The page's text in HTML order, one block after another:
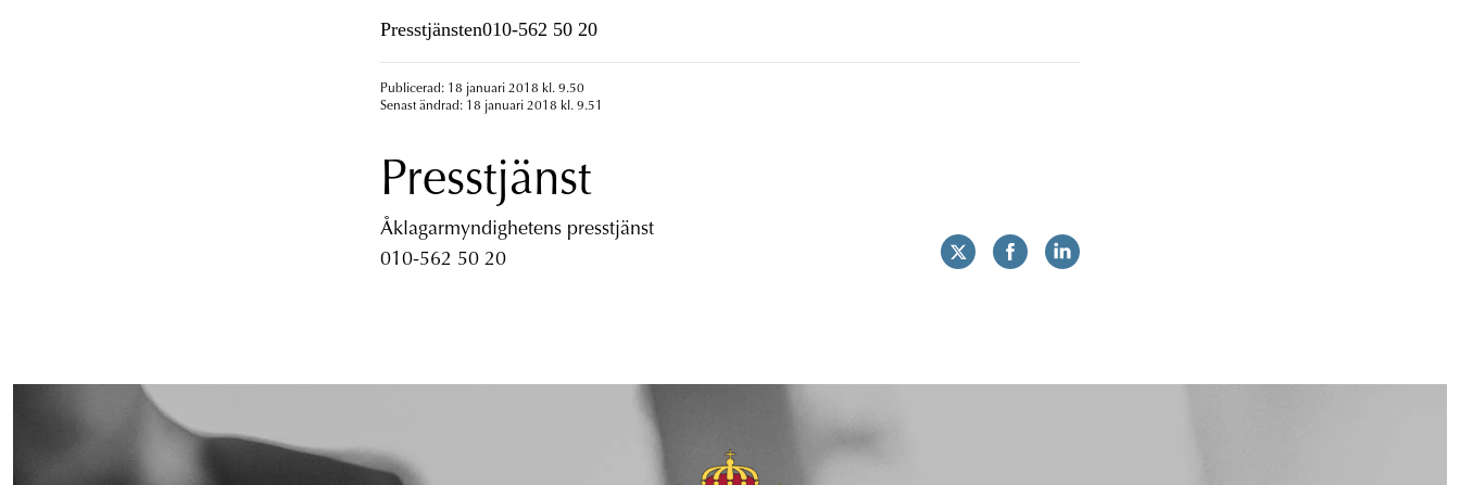
Presstjänsten010-562 50 20
Publicerad: 18 januari 2018 kl. 9.50
Senast ändrad: 18 januari 2018 kl. 9.51
Presstjänst
Åklagarmyndighetens presstjänst
010-562 50 20